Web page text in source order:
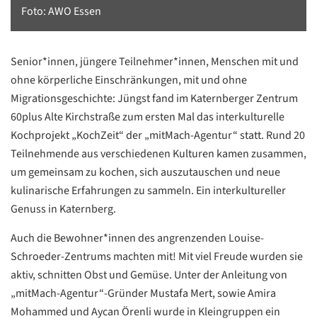
Foto: AWO Essen
Senior*innen, jüngere Teilnehmer*innen, Menschen mit und
ohne körperliche Einschränkungen, mit und ohne
Migrationsgeschichte: Jüngst fand im Katernberger Zentrum
60plus Alte Kirchstraße zum ersten Mal das interkulturelle
Kochprojekt „KochZeit“ der „mitMach-Agentur“ statt. Rund 20
Teilnehmende aus verschiedenen Kulturen kamen zusammen,
um gemeinsam zu kochen, sich auszutauschen und neue
kulinarische Erfahrungen zu sammeln. Ein interkultureller
Genuss in Katernberg.
Auch die Bewohner*innen des angrenzenden Louise-
Schroeder-Zentrums machten mit! Mit viel Freude wurden sie
aktiv, schnitten Obst und Gemüse. Unter der Anleitung von
„mitMach-Agentur“-Gründer Mustafa Mert, sowie Amira
Mohammed und Aycan Örenli wurde in Kleingruppen ein